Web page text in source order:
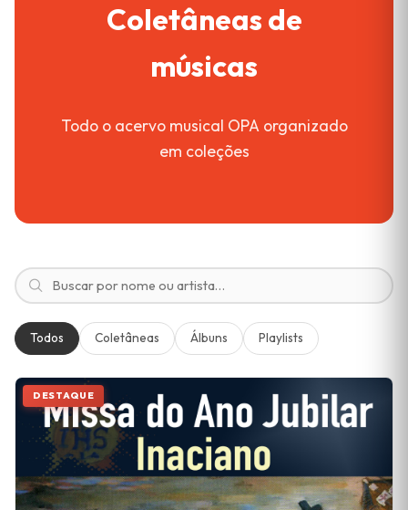
Coletâneas de
músicas
Todo o acervo musical OPA organizado
em coleções
Todos Coletâneas Álbuns Playlists
DESTAQUE